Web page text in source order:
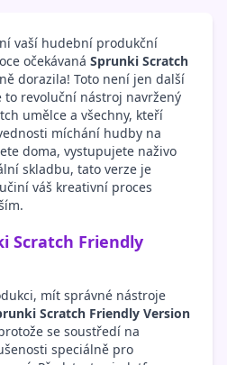
vaší hudební produkční
očekávaná Sprunki Scratch
dorazila! Toto není jen další
revoluční nástroj navržený
umělce a všechny, kteří
míchání hudby na
doma, vystupujete naživo
skladbu, tato verze je
váš kreativní proces
Scratch Friendly
mít správné nástroje
Scratch Friendly Version
se soustředí na
speciálně pro